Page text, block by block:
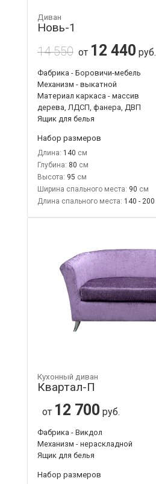
Диван
Новь-1
14 550 от 12 440 руб.
Фабрика - Боровичи-мебель
Механизм - выкатной
Материал каркаса - массив
дерева, ЛДСП, фанера, ДВП
Ящик для белья
Набор размеров
Длина: 140
Глубина: 80
Высота: 95
Ширина спального места: 90
Длина спального места: 140 - 200
Кухонный диван
Квартал-П
от 12 700 руб.
Фабрика - Викдол
Механизм - нераскладной
Ящик для белья
Набор размеров